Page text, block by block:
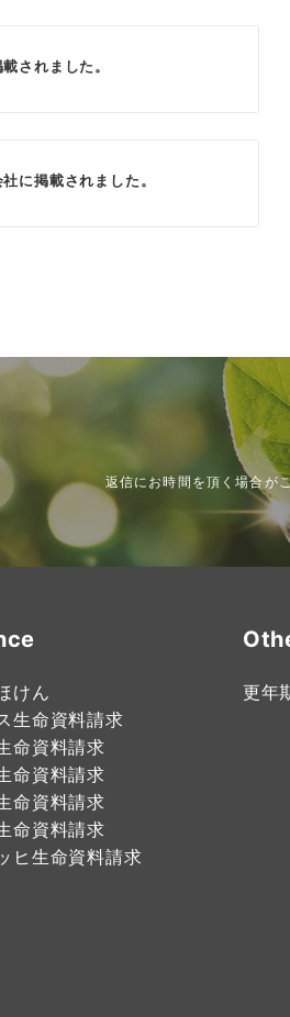
されました。
に掲載されました。
返信にお時間を頂く場合が
けん
生命資料請求
命資料請求
命資料請求
命資料請求
命資料請求
ヒ生命資料請求
更年